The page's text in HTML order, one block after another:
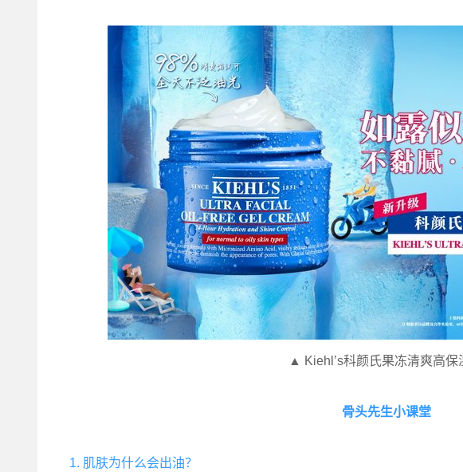
▲ Kiehl’s科颜氏果冻清爽高保
骨头先生小课堂
1. 肌肤为什么会出油？